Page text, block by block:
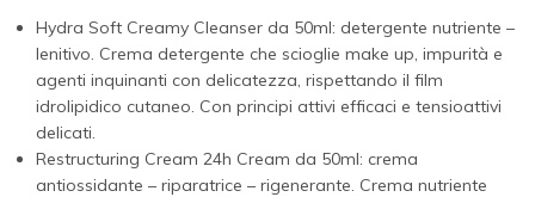
Hydra Soft Creamy Cleanser da 50ml: detergente nutriente –
lenitivo. Crema detergente che scioglie make up, impurità e
agenti inquinanti con delicatezza, rispettando il film
idrolipidico cutaneo. Con principi attivi efficaci e tensioattivi
delicati.
Restructuring Cream 24h Cream da 50ml: crema
antiossidante – riparatrice – rigenerante. Crema nutriente